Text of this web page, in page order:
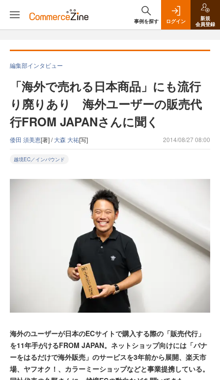
事例を探す ログイン
新規
会員登録
編集部インタビュー
「海外で売れる日本商品」にも流行
り廃りあり 海外ユーザーの販売代
行FROM JAPANさんに聞く
倭田 須美恵[著] /大森 大祐[写] 2014/08/27 08:00
越境EC／インバウンド
海外のユーザーが日本のECサイトで購入する際の「販売代行」
を11年手がけるFROM JAPAN。ネットショップ向けには「バナ
ーをはるだけで海外販売」のサービスを3年前から展開、楽天市
場、ヤフオク！、カラーミーショップなどと事業提携している。